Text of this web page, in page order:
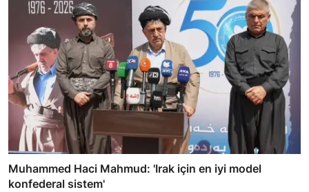
Muhammed Haci Mahmud: 'Irak için en iyi model
konfederal sistem'